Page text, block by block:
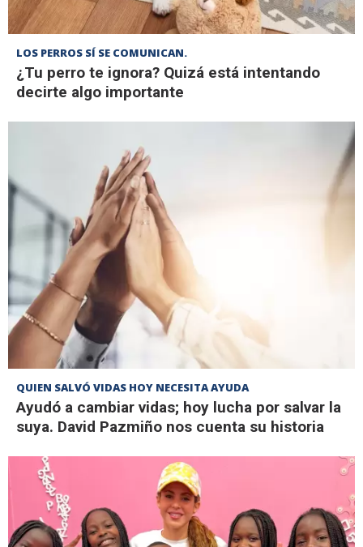
LOS PERROS SÍ SE COMUNICAN.
¿Tu perro te ignora? Quizá está intentando
decirte algo importante
QUIEN SALVÓ VIDAS HOY NECESITA AYUDA
Ayudó a cambiar vidas; hoy lucha por salvar la
suya. David Pazmiño nos cuenta su historia